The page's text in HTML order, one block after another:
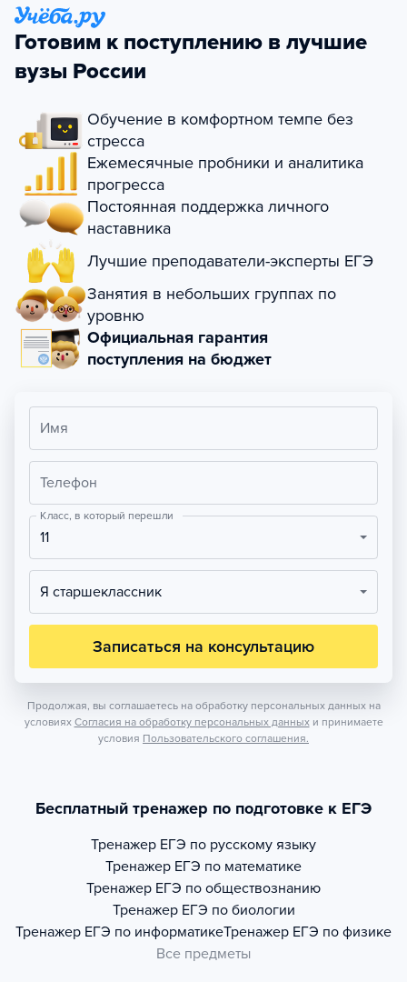
Готовим к поступлению в лучшие
вузы России
Обучение в комфортном темпе без
стресса
Ежемесячные пробники и аналитика
прогресса
Постоянная поддержка личного
наставника
Лучшие преподаватели-эксперты ЕГЭ
Занятия в небольших группах по
уровню
Официальная гарантия
поступления на бюджет
Имя
Телефон
Класс, в который перешли
11
Я старшеклассник
Записаться на консультацию
Продолжая, вы соглашаетесь на обработку персональных данных на
условиях Согласия на обработку персональных данных и принимаете
условия Пользовательского соглашения.
Бесплатный тренажер по подготовке к ЕГЭ
Тренажер ЕГЭ по русскому языку
Тренажер ЕГЭ по математике
Тренажер ЕГЭ по обществознанию
Тренажер ЕГЭ по биологии
Тренажер ЕГЭ по информатикеТренажер ЕГЭ по физике
Все предметы